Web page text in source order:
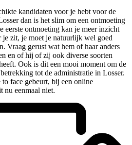
kandidaten voor je hebt voor de
dan is het slim om een ontmoeting
eerste ontmoeting kan je meer inzicht
zit, je moet je natuurlijk wel goed
Vraag gerust wat hem of haar anders
en of hij of zij ook diverse soorten
Ook is dit een mooi moment om de
tot de administratie in Losser.
face gebeurt, bij een online
nu eenmaal niet.